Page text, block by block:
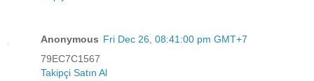
Anonymous Fri Dec 26, 08:41:00 pm GMT+7
79EC7C1567
Takipçi Satın Al